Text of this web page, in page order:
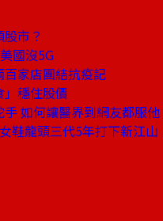
市？
國沒5G
家店團結抗疫記
穩住股價
如何讓醫界到網友都服他
鞋龍頭三代5年打下新江山